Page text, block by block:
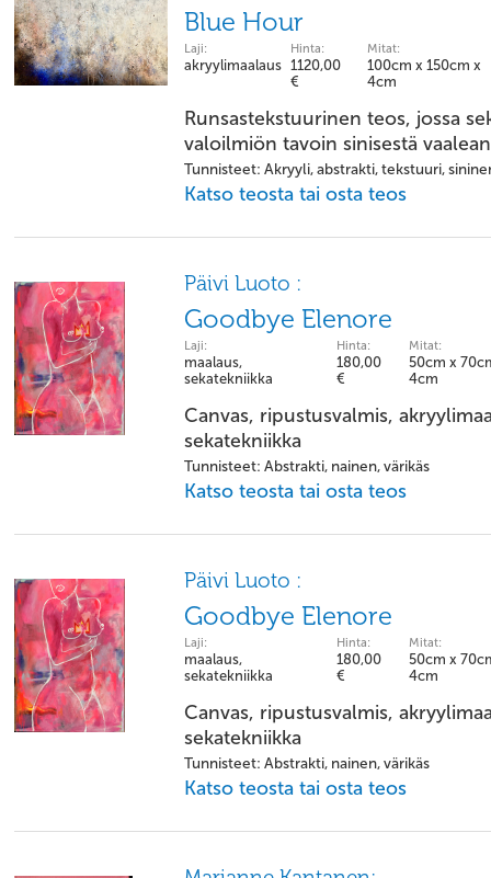
Blue Hour
Laji:
akryylimaalaus
Hinta:
1120,00
€
Mitat:
100cm x 150cm x
4cm
Runsastekstuurinen teos, jossa
valoilmiön tavoin sinisestä
Tunnisteet: Akryyli, abstrakti, tekstuuri,
Katso teosta tai osta teos
Päivi Luoto :
Goodbye Elenore
Laji:
maalaus,
sekatekniikka
Hinta:
180,00
€
Mitat:
50cm x
4cm
Canvas, ripustusvalmis,
sekatekniikka
Tunnisteet: Abstrakti, nainen, värikäs
Katso teosta tai osta teos
Päivi Luoto :
Goodbye Elenore
Laji:
maalaus,
sekatekniikka
Hinta:
180,00
€
Mitat:
50cm x
4cm
Canvas, ripustusvalmis,
sekatekniikka
Tunnisteet: Abstrakti, nainen, värikäs
Katso teosta tai osta teos